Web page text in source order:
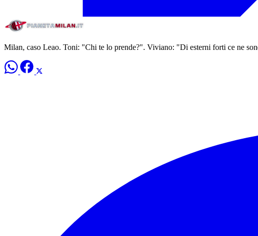
Milan, caso Leao. Toni: "Chi te lo prende?". Viviano: "Di esterni forti ce ne